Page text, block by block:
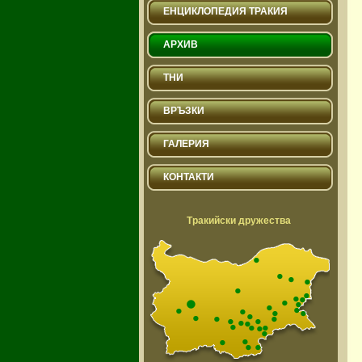
ЕНЦИКЛОПЕДИЯ ТРАКИЯ
АРХИВ
ТНИ
ВРЪЗКИ
ГАЛЕРИЯ
КОНТАКТИ
Тракийски дружества